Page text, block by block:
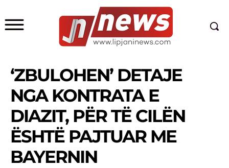
‘ZBULOHEN’ DETAJE
NGA KONTRATA E
DIAZIT, PËR TË CILËN
ËSHTË PAJTUAR ME
BAYERNIN